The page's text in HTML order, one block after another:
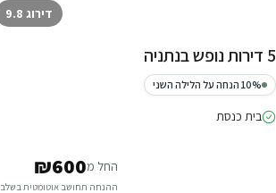
דירוג 9.8
5 דירות נופש בנתניה
10% הנחה על הלילה השני
בית כנסת
החל מ₪600
ההנחה תחושב אוטומטית בשלב